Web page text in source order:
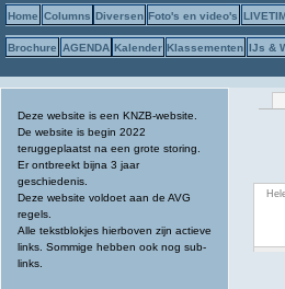
Home Columns Diversen Foto's en video's
Brochure AGENDA Kalender Klassementen IJs &
Deze website is een KNZB-website.
De website is begin 2022
teruggeplaatst na een grote storing.
Er ontbreekt bijna 3 jaar
geschiedenis.
Deze website voldoet aan de AVG
regels.
Alle tekstblokjes hierboven zijn actieve
links. Sommige hebben ook nog sub-
links.